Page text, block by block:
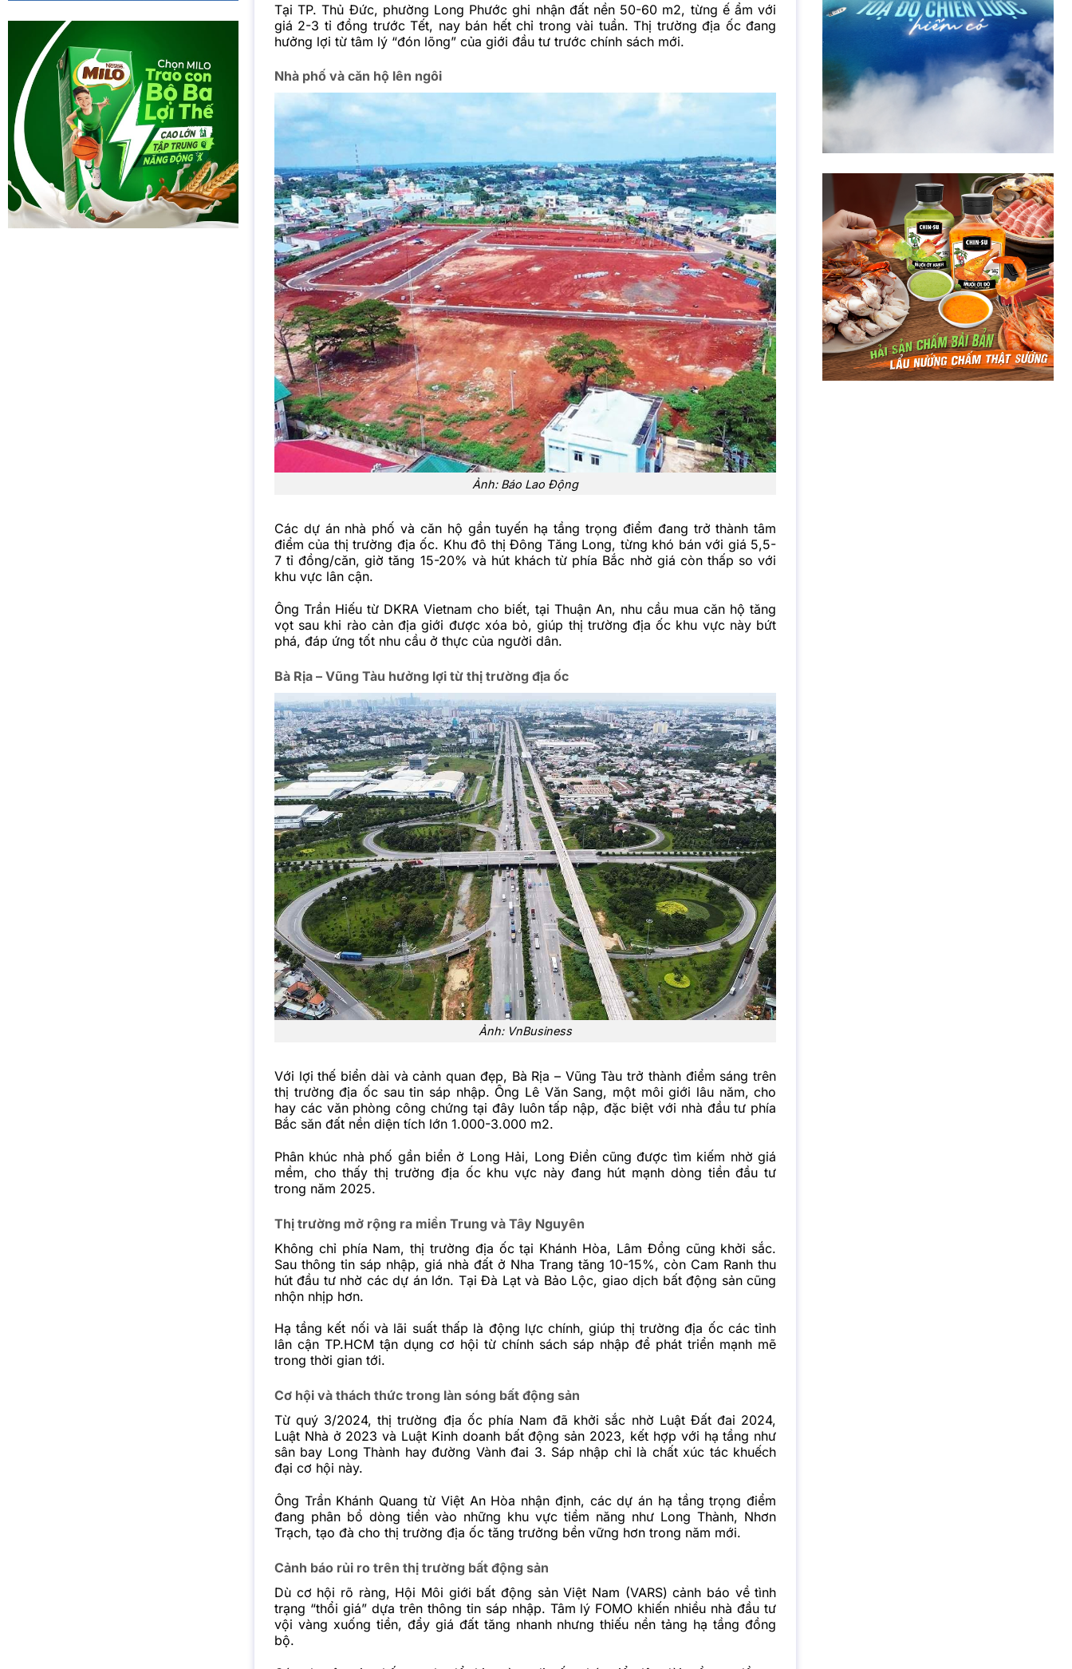
Tại TP. Thủ Đức, phường Long Phước ghi nhận đất nền 50-60 m2, từng ế ẩm với
giá 2-3 tỉ đồng trước Tết, nay bán hết chỉ trong vài tuần. Thị trường địa ốc đang
hưởng lợi từ tâm lý “đón lõng” của giới đầu tư trước chính sách mới.
Nhà phố và căn hộ lên ngôi
Ảnh: Báo Lao Động
Các dự án nhà phố và căn hộ gần tuyến hạ tầng trọng điểm đang trở thành tâm
điểm của thị trường địa ốc. Khu đô thị Đông Tăng Long, từng khó bán với giá 5,5-
7 tỉ đồng/căn, giờ tăng 15-20% và hút khách từ phía Bắc nhờ giá còn thấp so với
khu vực lân cận.
Ông Trần Hiếu từ DKRA Vietnam cho biết, tại Thuận An, nhu cầu mua căn hộ tăng
vọt sau khi rào cản địa giới được xóa bỏ, giúp thị trường địa ốc khu vực này bứt
phá, đáp ứng tốt nhu cầu ở thực của người dân.
Bà Rịa – Vũng Tàu hưởng lợi từ thị trường địa ốc
Ảnh: VnBusiness
Với lợi thế biển dài và cảnh quan đẹp, Bà Rịa – Vũng Tàu trở thành điểm sáng trên
thị trường địa ốc sau tin sáp nhập. Ông Lê Văn Sang, một môi giới lâu năm, cho
hay các văn phòng công chứng tại đây luôn tấp nập, đặc biệt với nhà đầu tư phía
Bắc săn đất nền diện tích lớn 1.000-3.000 m2.
Phân khúc nhà phố gần biển ở Long Hải, Long Điền cũng được tìm kiếm nhờ giá
mềm, cho thấy thị trường địa ốc khu vực này đang hút mạnh dòng tiền đầu tư
trong năm 2025.
Thị trường mở rộng ra miền Trung và Tây Nguyên
Không chỉ phía Nam, thị trường địa ốc tại Khánh Hòa, Lâm Đồng cũng khởi sắc.
Sau thông tin sáp nhập, giá nhà đất ở Nha Trang tăng 10-15%, còn Cam Ranh thu
hút đầu tư nhờ các dự án lớn. Tại Đà Lạt và Bảo Lộc, giao dịch bất động sản cũng
nhộn nhịp hơn.
Hạ tầng kết nối và lãi suất thấp là động lực chính, giúp thị trường địa ốc các tỉnh
lân cận TP.HCM tận dụng cơ hội từ chính sách sáp nhập để phát triển mạnh mẽ
trong thời gian tới.
Cơ hội và thách thức trong làn sóng bất động sản
Từ quý 3/2024, thị trường địa ốc phía Nam đã khởi sắc nhờ Luật Đất đai 2024,
Luật Nhà ở 2023 và Luật Kinh doanh bất động sản 2023, kết hợp với hạ tầng như
sân bay Long Thành hay đường Vành đai 3. Sáp nhập chỉ là chất xúc tác khuếch
đại cơ hội này.
Ông Trần Khánh Quang từ Việt An Hòa nhận định, các dự án hạ tầng trọng điểm
đang phân bổ dòng tiền vào những khu vực tiềm năng như Long Thành, Nhơn
Trạch, tạo đà cho thị trường địa ốc tăng trưởng bền vững hơn trong năm mới.
Cảnh báo rủi ro trên thị trường bất động sản
Dù cơ hội rõ ràng, Hội Môi giới bất động sản Việt Nam (VARS) cảnh báo về tình
trạng “thổi giá” dựa trên thông tin sáp nhập. Tâm lý FOMO khiến nhiều nhà đầu tư
vội vàng xuống tiền, đẩy giá đất tăng nhanh nhưng thiếu nền tảng hạ tầng đồng
bộ.